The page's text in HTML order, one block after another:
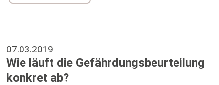
07.03.2019
Wie läuft die Gefährdungsbeurteilung
konkret ab?